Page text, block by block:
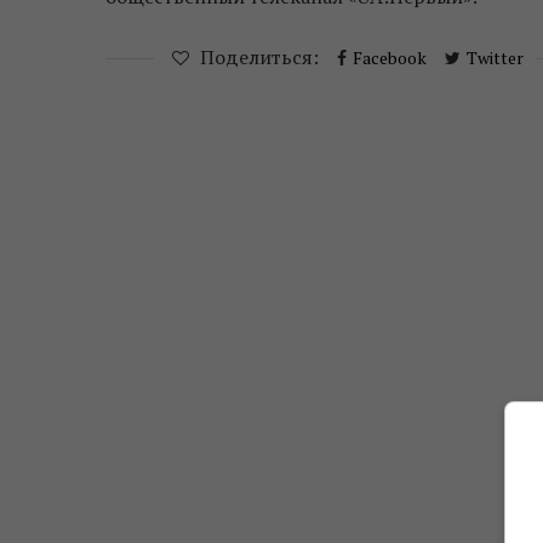
Поделиться: Facebook Twitter